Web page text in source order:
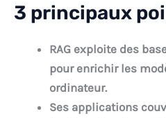
3 principaux
RAG exploite des
pour enrichir les
ordinateur.
Ses applications